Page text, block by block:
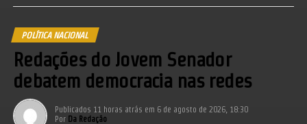
POLÍTICA NACIONAL
Redações do Jovem Senador
debatem democracia nas redes
Publicados 11 horas atrás em 6 de agosto de 2026, 18:30
Por Da Redação